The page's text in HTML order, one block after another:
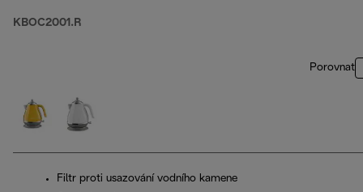
KBOC2001.R
Porovnat
Filtr proti usazování vodního kamene